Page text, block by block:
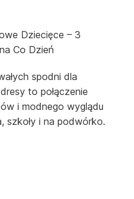
Dziecięce – 3
Co Dzień
spodni dla
to połączenie
i modnego wyglądu
szkoły i na podwórko.